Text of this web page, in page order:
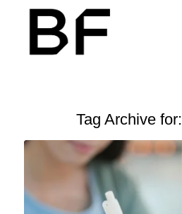
Tag Archive for: